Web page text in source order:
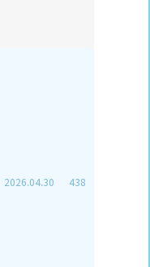
2026.04.30 438